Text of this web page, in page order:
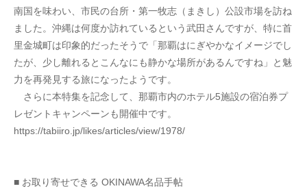
南国を味わい、市民の台所・第一牧志（まきし）公設市場を訪ね
ました。沖縄は何度か訪れているという武田さんですが、特に首
里金城町は印象的だったそうで「那覇はにぎやかなイメージでし
たが、少し離れるとこんなにも静かな場所があるんですね」と魅
力を再発見する旅になったようです。
さらに本特集を記念して、那覇市内のホテル5施設の宿泊券プ
レゼントキャンペーンも開催中です。
https://tabiiro.jp/likes/articles/view/1978/
■ お取り寄せできる OKINAWA名品手帖